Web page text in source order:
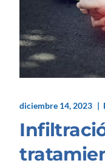
diciembre 14, 2023